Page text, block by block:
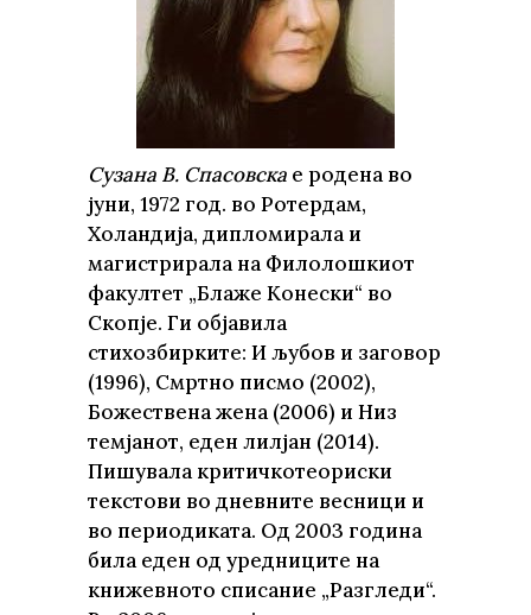
Сузана В. Спасовска е родена во
јуни, 1972 год. во Ротердам,
Холандија, дипломирала и
магистрирала на Филолошкиот
факултет „Блаже Конески“ во
Скопје. Ги објавила
стихозбирките: И љубов и заговор
(1996), Смртно писмо (2002),
Божествена жена (2006) и Низ
темјанот, еден лилјан (2014).
Пишувала критичкотеориски
текстови во дневните весници и
во периодиката. Од 2003 година
била еден од уредниците на
книжевното списание „Разгледи“.